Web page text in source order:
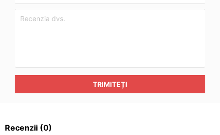
TRIMITEȚI
Recenzii (0)